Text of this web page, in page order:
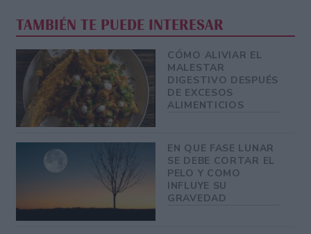
TAMBIÉN TE PUEDE INTERESAR
CÓMO ALIVIAR EL
MALESTAR
DIGESTIVO DESPUÉS
DE EXCESOS
ALIMENTICIOS
EN QUE FASE LUNAR
SE DEBE CORTAR EL
PELO Y COMO
INFLUYE SU
GRAVEDAD